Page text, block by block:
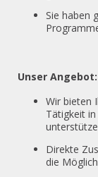
Sie haben
Unser Angebot:
Wir bieten
Tätigkeit
Direkte
die